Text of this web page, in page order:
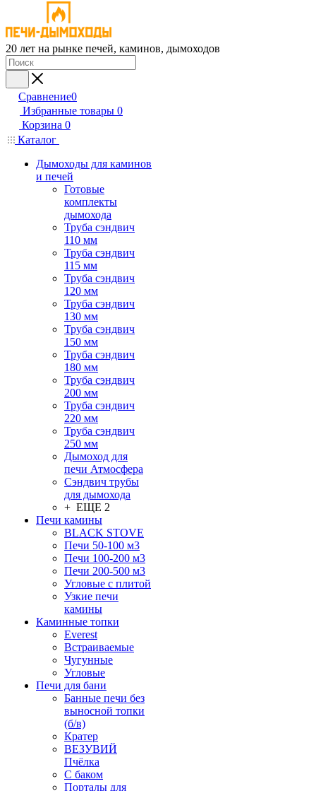
20 лет на рынке печей, каминов, дымоходов
Сравнение0
Избранные товары 0
Корзина 0
Каталог
Дымоходы для каминов
и печей
Готовые
комплекты
дымохода
Труба сэндвич
110 мм
Труба сэндвич
115 мм
Труба сэндвич
120 мм
Труба сэндвич
130 мм
Труба сэндвич
150 мм
Труба сэндвич
180 мм
Труба сэндвич
200 мм
Труба сэндвич
220 мм
Труба сэндвич
250 мм
Дымоход для
печи Атмосфера
Сэндвич трубы
для дымохода
+ ЕЩЕ 2
Печи камины
BLACK STOVE
Печи 50-100 м3
Печи 100-200 м3
Печи 200-500 м3
Угловые с плитой
Узкие печи
камины
Каминные топки
Everest
Встраиваемые
Чугунные
Угловые
Печи для бани
Банные печи без
выносной топки
(б/в)
Кратер
ВЕЗУВИЙ
Пчёлка
С баком
Порталы для